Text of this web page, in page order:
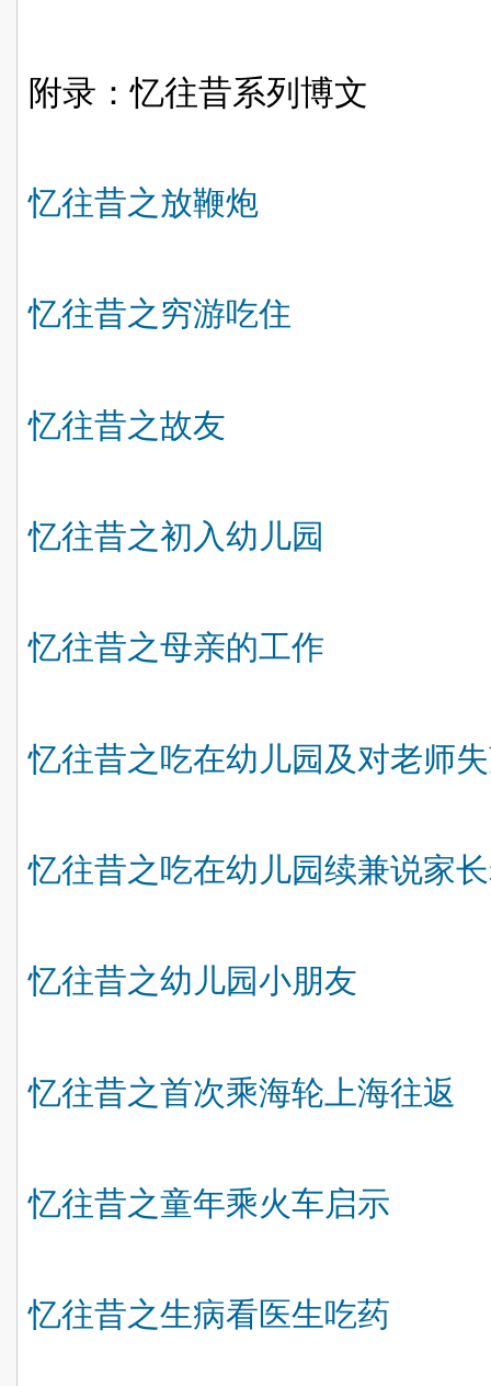
附录：忆往昔系列博文
忆往昔之放鞭炮
忆往昔之穷游吃住
忆往昔之故友
忆往昔之初入幼儿园
忆往昔之母亲的工作
忆往昔之吃在幼儿园及对老师
忆往昔之吃在幼儿园续兼说家
忆往昔之幼儿园小朋友
忆往昔之首次乘海轮上海往返
忆往昔之童年乘火车启示
忆往昔之生病看医生吃药